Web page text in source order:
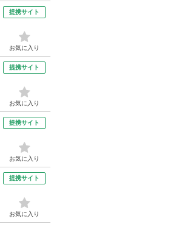
提携サイト
お気に入り
提携サイト
お気に入り
提携サイト
お気に入り
提携サイト
お気に入り